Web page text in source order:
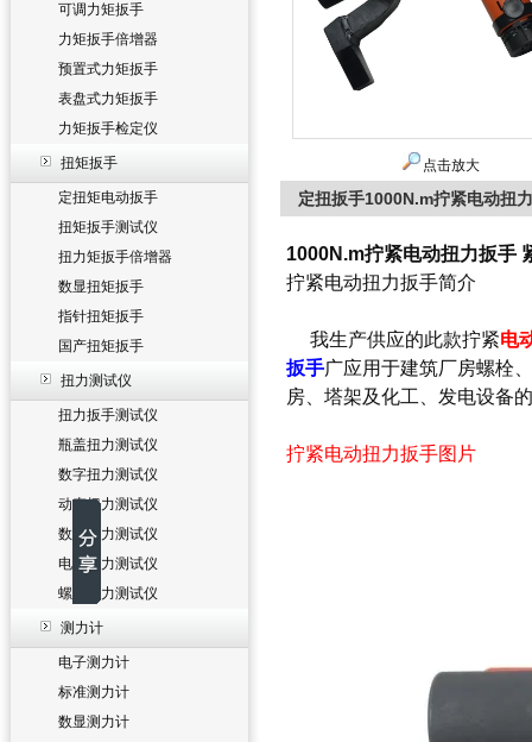
可调力矩扳手
力矩扳手倍增器
预置式力矩扳手
表盘式力矩扳手
力矩扳手检定仪
扭矩扳手
定扭矩电动扳手
扭矩扳手测试仪
扭力矩扳手倍增器
数显扭矩扳手
指针扭矩扳手
国产扭矩扳手
扭力测试仪
扭力扳手测试仪
瓶盖扭力测试仪
数字扭力测试仪
动态扭力测试仪
数显扭力测试仪
电批扭力测试仪
螺丝扭力测试仪
测力计
电子测力计
标准测力计
数显测力计
点击放大
定扭扳手1000N.m拧紧电动扭
1000N.m拧紧电动扭力扳手
拧紧电动扭力扳手简介
我生产供应的此款拧紧电
扳手广应用于建筑厂房螺栓
房、塔架及化工、发电设备
拧紧电动扭力扳手图片